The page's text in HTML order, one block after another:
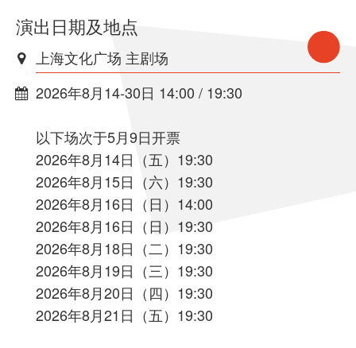
演出日期及地点
上海文化广场 主剧场
2026年8月14-30日 14:00 / 19:30
以下场次于5月9日开票
2026年8月14日（五）19:30
2026年8月15日（六）19:30
2026年8月16日（日）14:00
2026年8月16日（日）19:30
2026年8月18日（二）19:30
2026年8月19日（三）19:30
2026年8月20日（四）19:30
2026年8月21日（五）19:30